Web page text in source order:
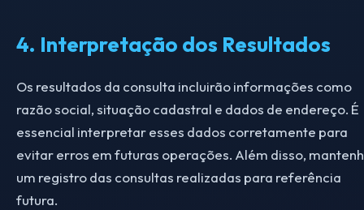
4. Interpretação dos Resultados
Os resultados da consulta incluirão informações como
razão social, situação cadastral e dados de endereço. É
essencial interpretar esses dados corretamente para
evitar erros em futuras operações. Além disso,
um registro das consultas realizadas para referência
futura.